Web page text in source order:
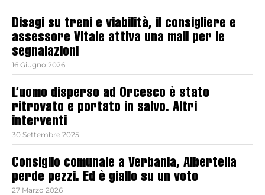
Disagi su treni e viabilità, il consigliere e
assessore Vitale attiva una mail per le
segnalazioni
16 Giugno 2026
L’uomo disperso ad Orcesco è stato
ritrovato e portato in salvo. Altri
interventi
30 Settembre 2025
Consiglio comunale a Verbania, Albertella
perde pezzi. Ed è giallo su un voto
27 Marzo 2026